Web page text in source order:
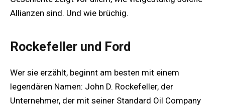
Allianzen sind. Und wie brüchig.
Rockefeller und Ford
Wer sie erzählt, beginnt am besten mit einem
legendären Namen: John D. Rockefeller, der
Unternehmer, der mit seiner Standard Oil Company